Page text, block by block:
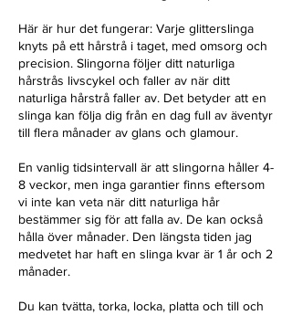
Här är hur det fungerar: Varje glitterslinga
knyts på ett hårstrå i taget, med omsorg och
precision. Slingorna följer ditt naturliga
hårstrås livscykel och faller av när ditt
naturliga hårstrå faller av. Det betyder att en
slinga kan följa dig från en dag full av äventyr
till flera månader av glans och glamour.
En vanlig tidsintervall är att slingorna håller 4-
8 veckor, men inga garantier finns eftersom
vi inte kan veta när ditt naturliga hår
bestämmer sig för att falla av. De kan också
hålla över månader. Den längsta tiden jag
medvetet har haft en slinga kvar är 1 år och 2
månader.
Du kan tvätta, torka, locka, platta och till och